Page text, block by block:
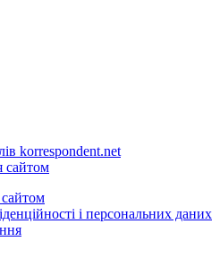
korrespondent.net
сайтом
і персональних даних